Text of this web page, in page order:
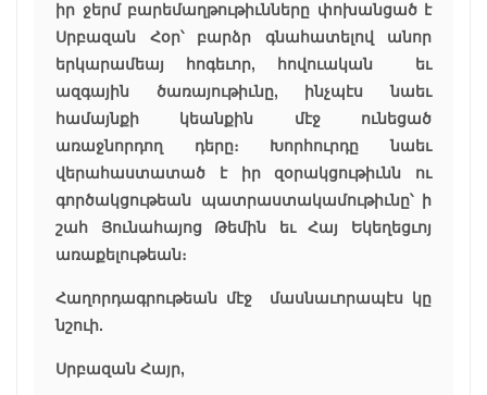
իր ջերմ բարեմաղթութիւնները փոխանցած է
Սրբազան Հօր՝ բարձր գնահատելով անոր
երկարամեայ հոգեւոր, հովուական եւ
ազգային ծառայութիւնը, ինչպէս նաեւ
համայնքի կեանքին մէջ ունեցած
առաջնորդող դերը։ Խորհուրդը նաեւ
վերահաստատած է իր զօրակցութիւնն ու
գործակցութեան պատրաստակամութիւնը՝ ի
շահ Յունահայոց Թեմին եւ Հայ Եկեղեցւոյ
առաքելութեան։
Հաղորդագրութեան մէջ մասնաւորապէս կը
նշուի.
Սրբազան Հայր,